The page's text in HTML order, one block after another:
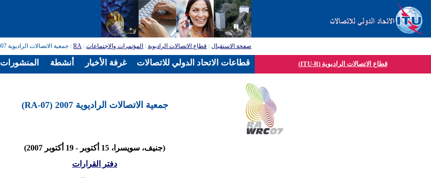
صفحة الاستقبال: قطاع الاتصالات الراديوية: المؤتمرات والاجتماعات:
RA: جمعية الاتصالات الراديوية 2007 (RA-07)
قطاع الاتصالات الراديوية (ITU-R)
جمعية الاتصالات الراديوية 2007 (RA-07)
(جنيف، سويسرا، 15 أكتوبر - 19 أكتوبر 2007)
دفتر القرارات
المنشورات أنشطة غرفة الأخبار قطاعات الاتحاد الدولي للاتصالات